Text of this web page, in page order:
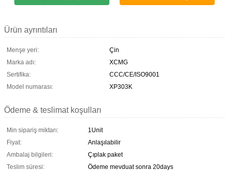
Ürün ayrıntıları
Menşe yeri:
Çin
Marka adı:
XCMG
Sertifika:
CCC/CE/ISO9001
Model numarası:
XP303K
Ödeme & teslimat koşulları
Min sipariş miktarı:
1Unit
Fiyat:
Anlaşılabilir
Ambalaj bilgileri:
Çıplak paket
Teslim süresi:
Ödeme mevduat sonra 20days